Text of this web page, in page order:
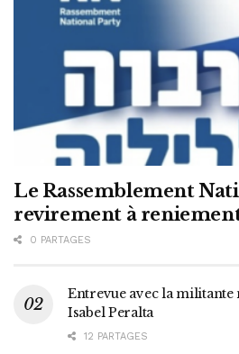
Le Rassemblement
revirement à
0 PARTAGES
Entrevue avec la militante
Isabel Peralta
12 PARTAGES